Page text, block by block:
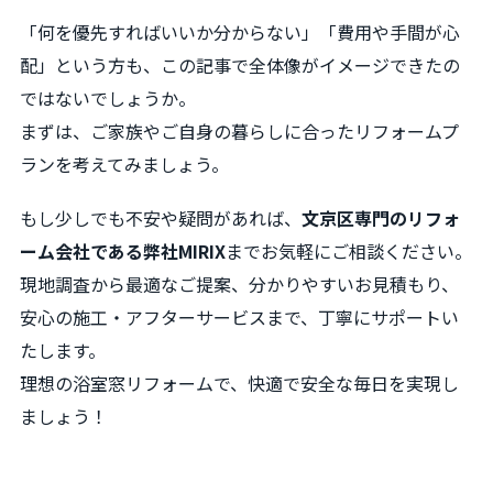
「何を優先すればいいか分からない」「費用や手間が心
配」という方も、この記事で全体像がイメージできたの
ではないでしょうか。
まずは、ご家族やご自身の暮らしに合ったリフォームプ
ランを考えてみましょう。
もし少しでも不安や疑問があれば、 文京区専門のリフォ
ーム会社である弊社MIRIXまでお気軽にご相談ください。
現地調査から最適なご提案、分かりやすいお見積もり、
安心の施工・アフターサービスまで、丁寧にサポートい
たします。
理想の浴室窓リフォームで、快適で安全な毎日を実現し
ましょう！